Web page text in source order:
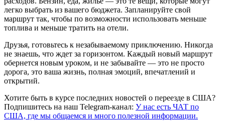
легко выбрать из вашего бюджета. Запланируйте свой
маршрут так, чтобы по возможности использовать меньше
топлива и меньше тратить на отели.
Друзья, готовьтесь к незабываемому приключению. Никогда
не знаешь, что ждет за горизонтом. Каждый новый маршрут
обернется новым уроком, и не забывайте — это не просто
дорога, это ваша жизнь, полная эмоций, впечатлений и
открытий.
Хотите быть в курсе последних новостей о переезде в США?
Подпишитесь на наш Telegram-канал: У нас есть ЧАТ по
США, где мы общаемся и много полезной информации.